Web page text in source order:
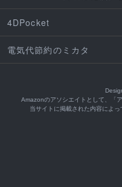
4DPocket
電気代節約のミカタ
Amazonのアソシエイトとして、「
当サイトに掲載された内容によ